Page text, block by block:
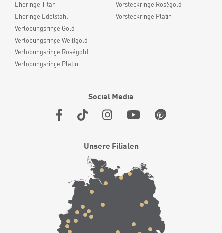
Eheringe Titan
Eheringe Edelstahl
Verlobungsringe Gold
Verlobungsringe Weißgold
Verlobungsringe Roségold
Verlobungsringe Platin
Vorsteckringe Roségold
Vorsteckringe Platin
Social Media
Unsere Filialen